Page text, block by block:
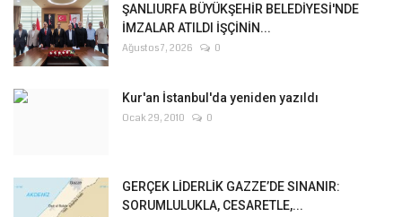
ŞANLIURFA BÜYÜKŞEHİR BELEDİYESİ'NDE
İMZALAR ATILDI İŞÇİNİN...
Ağustos 7, 2026 0
Kur'an İstanbul'da yeniden yazıldı
Ocak 29, 2010 0
GERÇEK LİDERLİK GAZZE’DE SINANIR:
SORUMLULUKLA, CESARETLE,...